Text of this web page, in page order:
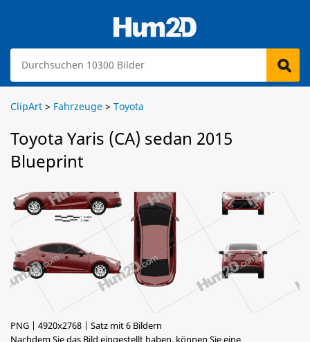
ClipArt > Fahrzeuge > Toyota
Toyota Yaris (CA) sedan 2015
Blueprint
PNG | 4920x2768 | Satz mit 6 Bildern
Nachdem Sie das Bild eingestellt haben, können Sie eine